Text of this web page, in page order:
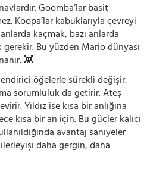
Goomba’lar basit
Koopa’lar kabuklarıyla çevreyi
kaçmak, bazı anlarda
Bu yüzden Mario dünyası
👾
öğelerle sürekli değişir.
sorumluluk da getirir. Ateş
Yıldız ise kısa bir anlığına
kısa bir an için. Bu güçler kalıcı
avantaj saniyeler
daha gergin, daha